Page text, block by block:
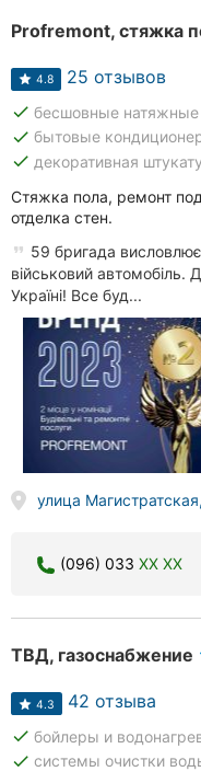
Profremont, стяжка
4.8 25 отзывов
done бесшовные натяжные
done бытовые
done декоративная
Стяжка пола, ремонт
отделка стен.
59 бригада
військовий
Україні! Все буд...
улица
(096) 033 XX XX
ТВД, газоснабжение
4.3 42 отзыва
done бойлеры и
done системы очистки